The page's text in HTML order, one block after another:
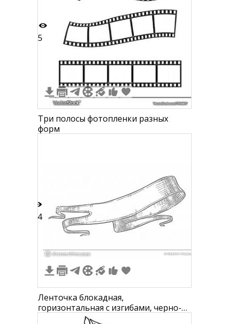
5
Три полосы фотопленки разных
форм
14
Ленточка блокадная,
горизонтальная с изгибами, черно-
белая, детализация с тенями